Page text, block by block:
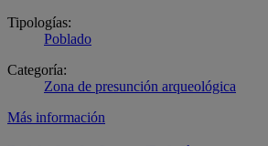
Tipologías:
Poblado
Categoría:
Zona de presunción arqueológica
Más información